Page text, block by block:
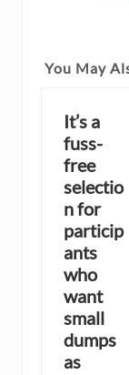
You May
It’s a
fuss-
free
selectio
n for
particip
ants
who
want
small
dumps
as